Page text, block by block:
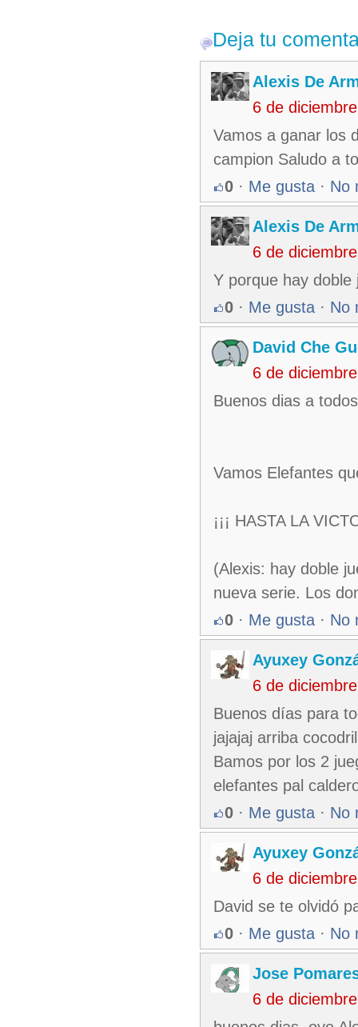
Deja tu
Alexis De
6 de
Vamos a ganar los
campion Saludo a
0 · Me gusta · No
Alexis De
6 de
Y porque hay doble
0 · Me gusta · No
David Che
6 de
Buenos dias a
Vamos Elefantes
¡¡¡ HASTA LA
(Alexis: hay doble
nueva serie. Los
0 · Me gusta · No
Ayuxey
6 de
Buenos días para
jajajaj arriba
Bamos por los 2
elefantes pal
0 · Me gusta · No
Ayuxey
6 de
David se te olvidó
0 · Me gusta · No
Jose
6 de